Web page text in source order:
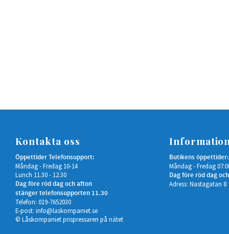
Kontakta oss
Öppettider Telefonsupport:
Måndag - Fredag 10-14
Lunch 11.30 - 12.30
Dag före röd dag och afton
stänger telefonsupporten 11.30
Telefon: 019-7652030
E-post: info@laskompaniet.se
© Låskompaniet prispressaren på nätet
Butikens öppettider:
Måndag - Fredag
Dag före röd dag
Adress: Nastagatan